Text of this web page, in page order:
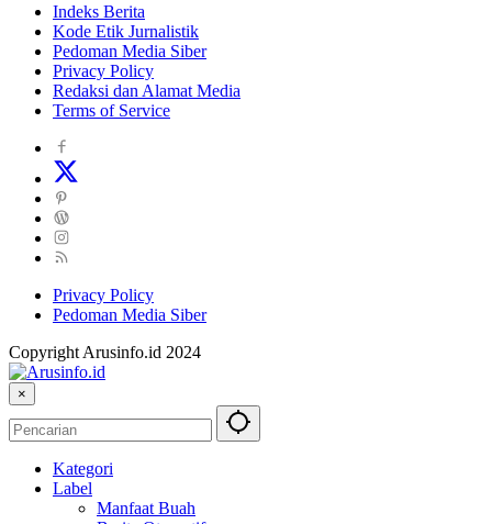
Indeks Berita
Kode Etik Jurnalistik
Pedoman Media Siber
Privacy Policy
Redaksi dan Alamat Media
Terms of Service
Privacy Policy
Pedoman Media Siber
Copyright Arusinfo.id 2024
×
Kategori
Label
Manfaat Buah